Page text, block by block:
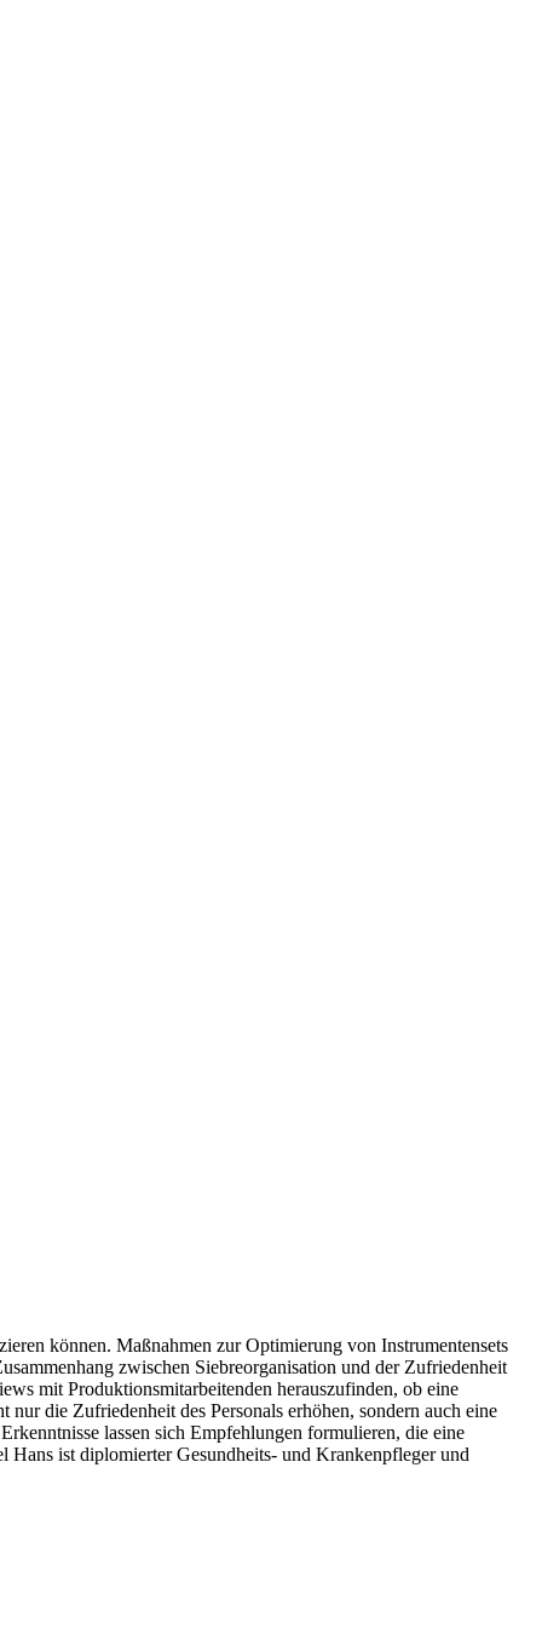
können. Maßnahmen zur Optimierung von Instrumentensets
zwischen Siebreorganisation und der Zufriedenheit
mit Produktionsmitarbeitenden herauszufinden, ob eine
die Zufriedenheit des Personals erhöhen, sondern auch eine
lassen sich Empfehlungen formulieren, die eine
Hans ist diplomierter Gesundheits- und Krankenpfleger und